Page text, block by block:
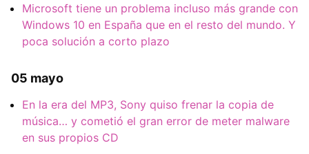
Microsoft tiene un problema incluso más grande con
Windows 10 en España que en el resto del mundo. Y
poca solución a corto plazo
05 mayo
En la era del MP3, Sony quiso frenar la copia de
música… y cometió el gran error de meter malware
en sus propios CD